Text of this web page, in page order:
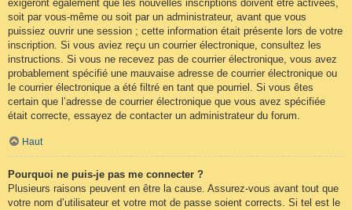
exigeront également que les nouvelles inscriptions doivent être activées,
soit par vous-même ou soit par un administrateur, avant que vous
puissiez ouvrir une session ; cette information était présente lors de votre
inscription. Si vous aviez reçu un courrier électronique, consultez les
instructions. Si vous ne recevez pas de courrier électronique, vous avez
probablement spécifié une mauvaise adresse de courrier électronique ou
le courrier électronique a été filtré en tant que pourriel. Si vous êtes
certain que l’adresse de courrier électronique que vous avez spécifiée
était correcte, essayez de contacter un administrateur du forum.
Haut
Pourquoi ne puis-je pas me connecter ?
Plusieurs raisons peuvent en être la cause. Assurez-vous avant tout que
votre nom d’utilisateur et votre mot de passe soient corrects. Si tel est le